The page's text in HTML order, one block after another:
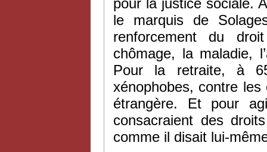
pour la justice sociale.
le marquis de
renforcement du
chômage, la maladie,
Pour la retraite, à
xénophobes, contre
étrangère. Et pour
consacraient des
comme il disait lui-